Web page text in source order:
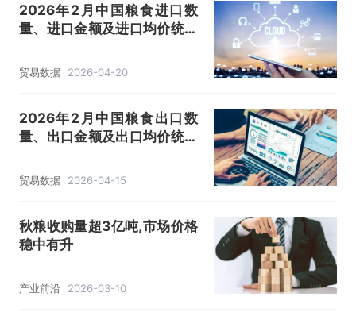
2026年2月中国粮食进口数
量、进口金额及进口均价统计
贸易数据 2026-04-20
2026年2月中国粮食出口数
量、出口金额及出口均价统计
贸易数据 2026-04-15
秋粮收购量超3亿吨,市场价格
稳中有升
产业前沿 2026-03-10